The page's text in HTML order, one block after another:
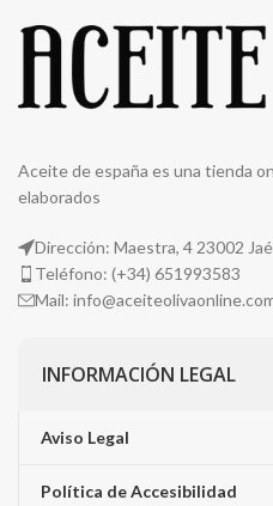
Aceite de españa es una tienda
elaborados
Dirección: Maestra, 4 23002
Teléfono: (+34) 651993583
Mail:
INFORMACIÓN LEGAL
Aviso Legal
Política de Accesibilidad